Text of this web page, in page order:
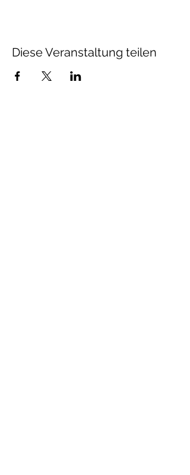
Diese Veranstaltung teilen